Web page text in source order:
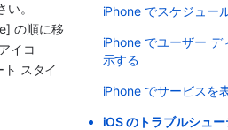
。
の順に移
イコ
スタイ
iPhone でスケジュー
iPhone でユーザー デ
示する
iPhone でサービスを
iOS のトラブルシュ